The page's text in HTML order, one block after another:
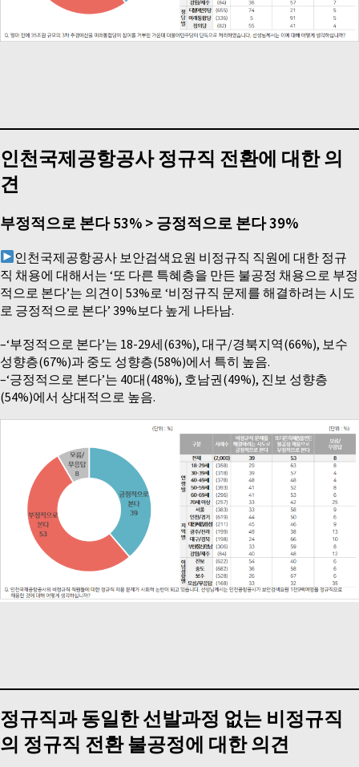
인천국제공항공사 정규직 전환에 대한 의
견
부정적으로 본다 53% > 긍정적으로 본다 39%
인천국제공항공사 보안검색요원 비정규직 직원에 대한 정규
직 채용에 대해서는 ‘또 다른 특혜층을 만든 불공정 채용으로 부정
적으로 본다’는 의견이 53%로 ‘비정규직 문제를 해결하려는 시도
로 긍정적으로 본다’ 39%보다 높게 나타남.
–‘부정적으로 본다’는 18-29세(63%), 대구/경북지역(66%), 보수
성향층(67%)과 중도 성향층(58%)에서 특히 높음.
–‘긍정적으로 본다’는 40대(48%), 호남권(49%), 진보 성향층
(54%)에서 상대적으로 높음.
정규직과 동일한 선발과정 없는 비정규직
의 정규직 전환 불공정에 대한 의견